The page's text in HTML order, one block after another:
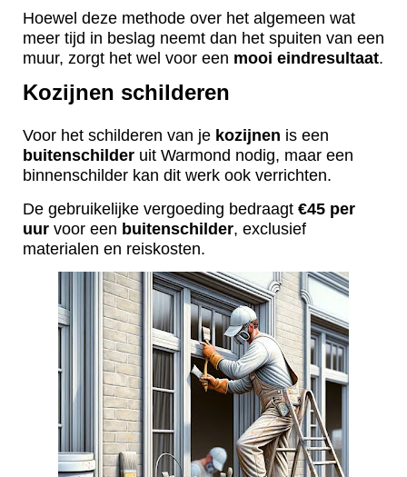
Hoewel deze methode over het algemeen wat
meer tijd in beslag neemt dan het spuiten van een
muur, zorgt het wel voor een mooi eindresultaat.
Kozijnen schilderen
Voor het schilderen van je kozijnen is een
buitenschilder uit Warmond nodig, maar een
binnenschilder kan dit werk ook verrichten.
De gebruikelijke vergoeding bedraagt €45 per
uur voor een buitenschilder, exclusief
materialen en reiskosten.